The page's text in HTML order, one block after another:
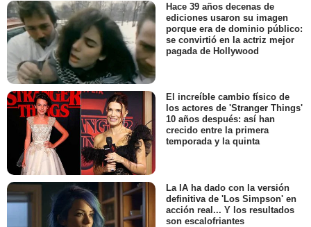
Hace 39 años decenas de
ediciones usaron su imagen
porque era de dominio público:
se convirtió en la actriz mejor
pagada de Hollywood
El increíble cambio físico de
los actores de 'Stranger Things'
10 años después: así han
crecido entre la primera
temporada y la quinta
La IA ha dado con la versión
definitiva de 'Los Simpson' en
acción real... Y los resultados
son escalofriantes